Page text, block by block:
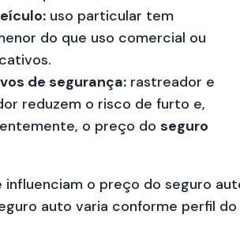
uso particular tem
do que uso comercial ou
de segurança: rastreador e
reduzem o risco de furto e,
o preço do seguro
auto varia conforme perfil